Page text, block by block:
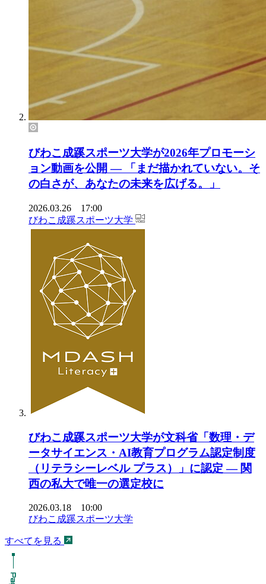
びわこ成蹊スポーツ大学が2026年プロモーシ
ョン動画を公開 ― 「まだ描かれていない。そ
の白さが、あなたの未来を広げる。」
2026.03.26 17:00
びわこ成蹊スポーツ大学
びわこ成蹊スポーツ大学が文科省「数理・デ
ータサイエンス・AI教育プログラム認定制度
（リテラシーレベル プラス）」に認定 ― 関
西の私大で唯一の選定校に
2026.03.18 10:00
びわこ成蹊スポーツ大学
すべてを見る